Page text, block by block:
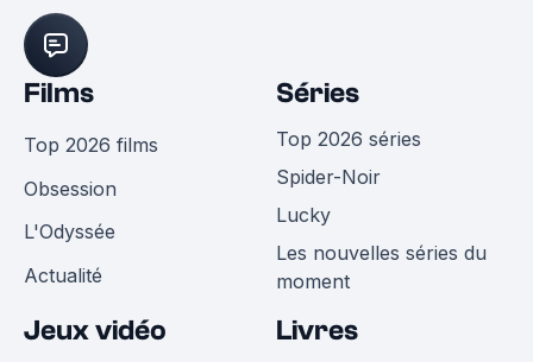
Films
Top 2026 films
Obsession
L'Odyssée
Actualité
Séries
Top 2026 séries
Spider-Noir
Lucky
Les nouvelles séries du
moment
Jeux vidéo Livres